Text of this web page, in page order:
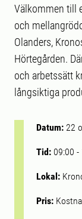
Välkommen till
och
Olanders,
Hörtegården.
och arbetssätt
långsiktiga
Datum: 22
Tid: 09:00 -
Lokal:
Pris: